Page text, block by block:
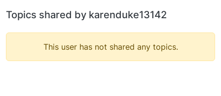
Topics shared by karenduke13142
This user has not shared any topics.